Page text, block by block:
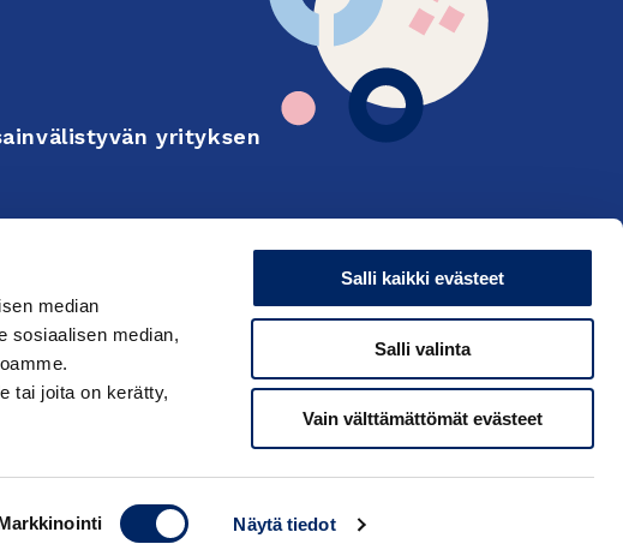
median
sosiaalisen median,
tai joita on kerätty,
Näytä tiedot
Salli kaikki evästeet
Salli valinta
Vain välttämättömät evästeet
yrityksen